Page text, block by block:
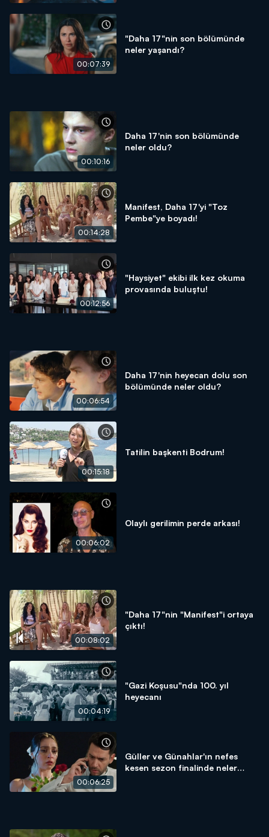
00:07:39
"Daha 17"nin son bölümünde
neler yaşandı?
00:10:16
Daha 17'nin son bölümünde
neler oldu?
00:14:28
Manifest, Daha 17'yi "Toz
Pembe"ye boyadı!
00:12:56
"Haysiyet" ekibi ilk kez okuma
provasında buluştu!
00:06:54
Daha 17'nin heyecan dolu son
bölümünde neler oldu?
00:15:18
Tatilin başkenti Bodrum!
00:06:02
Olaylı gerilimin perde arkası!
00:08:02
"Daha 17"nin "Manifest"i ortaya
çıktı!
00:04:19
"Gazi Koşusu"nda 100. yıl
heyecanı
00:06:25
Güller ve Günahlar'ın nefes
kesen sezon finalinde neler